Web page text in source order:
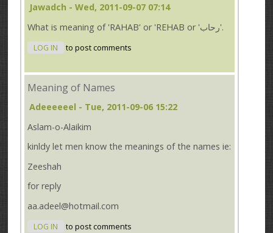
Jawadch - Wed, 2011-09-07 07:14
What is meaning of 'RAHAB' or 'REHAB or 'رحاب'.
LOG IN to post comments
Meaning of Names
Adeeeeeel - Tue, 2011-09-06 15:22
Aslam-o-Alaikim
kinldy let men know the meanings of the names ie:
Zeeshah
for reply
aa.adeel@hotmail.com
LOG IN to post comments